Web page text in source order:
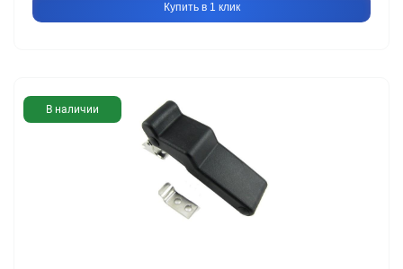
Купить в 1 клик
В наличии